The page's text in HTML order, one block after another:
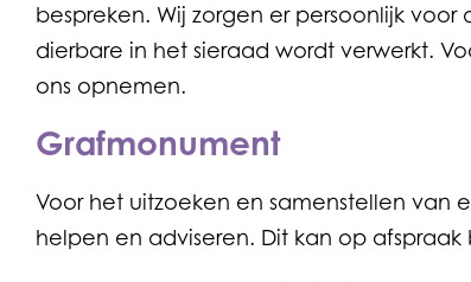
bespreken. Wij zorgen er persoonlijk
dierbare in het sieraad wordt verwerkt.
ons opnemen.
Grafmonument
Voor het uitzoeken en samenstellen van
helpen en adviseren. Dit kan op afspraak